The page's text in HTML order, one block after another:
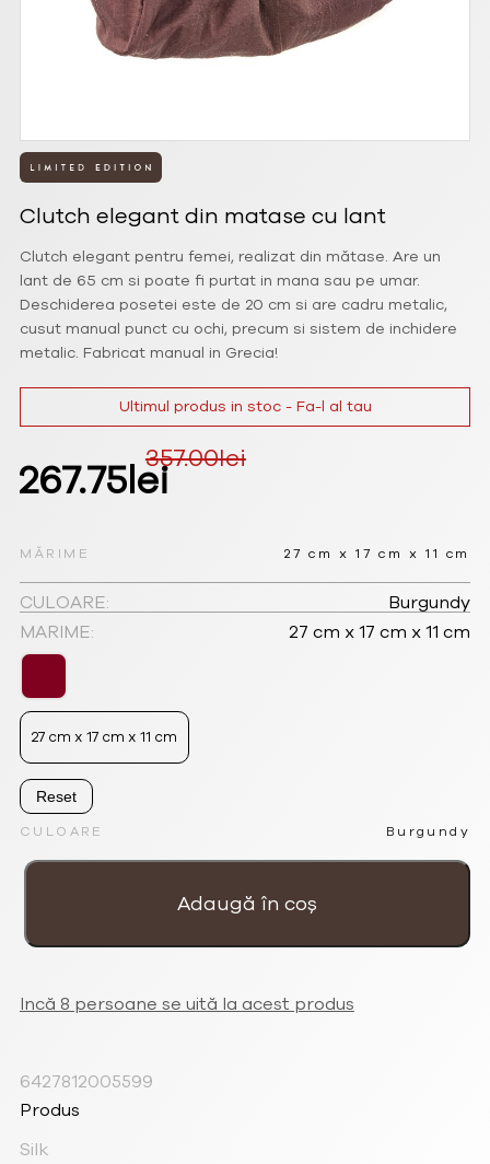
Clutch elegant din matase cu lant
Clutch elegant pentru femei, realizat din mătase. Are un
lant de 65 cm si poate fi purtat in mana sau pe umar.
Deschiderea posetei este de 20 cm si are cadru metalic,
cusut manual punct cu ochi, precum si sistem de inchidere
metalic. Fabricat manual in Grecia!
357.00lei
Prețul
a
fost:
357.00lei.
267.75leiPrețul
267.75lei.
CULOARE Burgundy
MĂRIME 27 cm x 17 cm x 11 cm
CULOARE:
Burgundy
MARIME:
27 cm x 17 cm x 11 cm
27 cm x 17 cm x 11 cm
Reset
Ultimul produs in stoc - Fa-l al tau
Cantitate
lant
Adaugă în coș
Incă 8 persoane se uită la acest produs
6427812005599
Produs
Silk